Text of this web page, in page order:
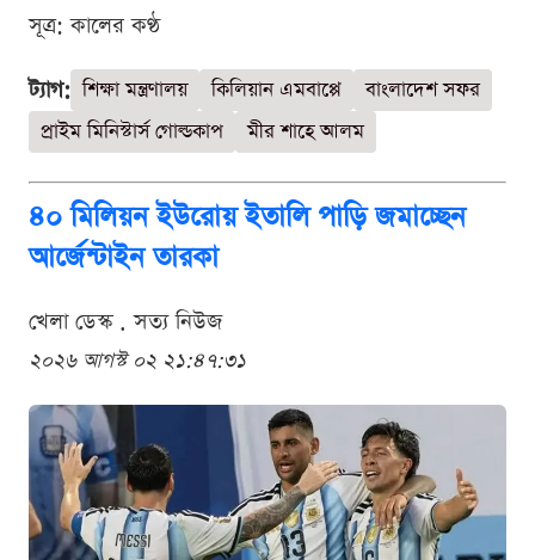
সূত্র: কালের কণ্ঠ
ট্যাগ: শিক্ষা মন্ত্রণালয় কিলিয়ান এমবাপ্পে
বাংলাদেশ সফর
প্রাইম মিনিস্টার্স গোল্ডকাপ
মীর শাহে আলম
৪০ মিলিয়ন ইউরোয় ইতালি পাড়ি জমাচ্ছেন
আর্জেন্টাইন তারকা
খেলা ডেস্ক . সত্য নিউজ
২০২৬ আগস্ট ০২ ২১:৪৭:৩১